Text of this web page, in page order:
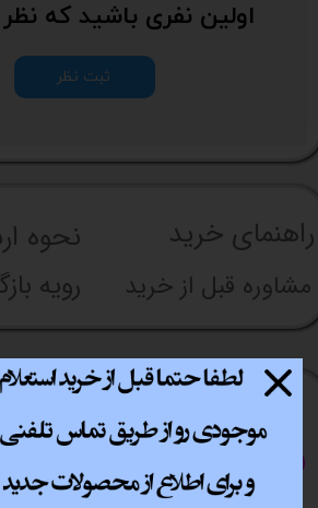
اولین نفری باشید که
ثبت نظر
راهنما​​​​​​​​​​​​​​ی خرید نحوه
مشاوره قبل از خرید رویه
پشتیبانی انلاین
​7روز هفته 10تا 20